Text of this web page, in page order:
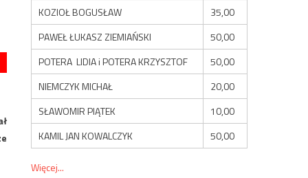
KOZIOŁ BOGUSŁAW
35,00
PAWEŁ ŁUKASZ ZIEMIAŃSKI
50,00
POTERA LIDIA i POTERA KRZYSZTOF
50,00
NIEMCZYK MICHAŁ
20,00
SŁAWOMIR PIĄTEK
10,00
KAMIL JAN KOWALCZYK
50,00
Więcej...